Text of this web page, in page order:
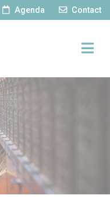
Agenda Contact